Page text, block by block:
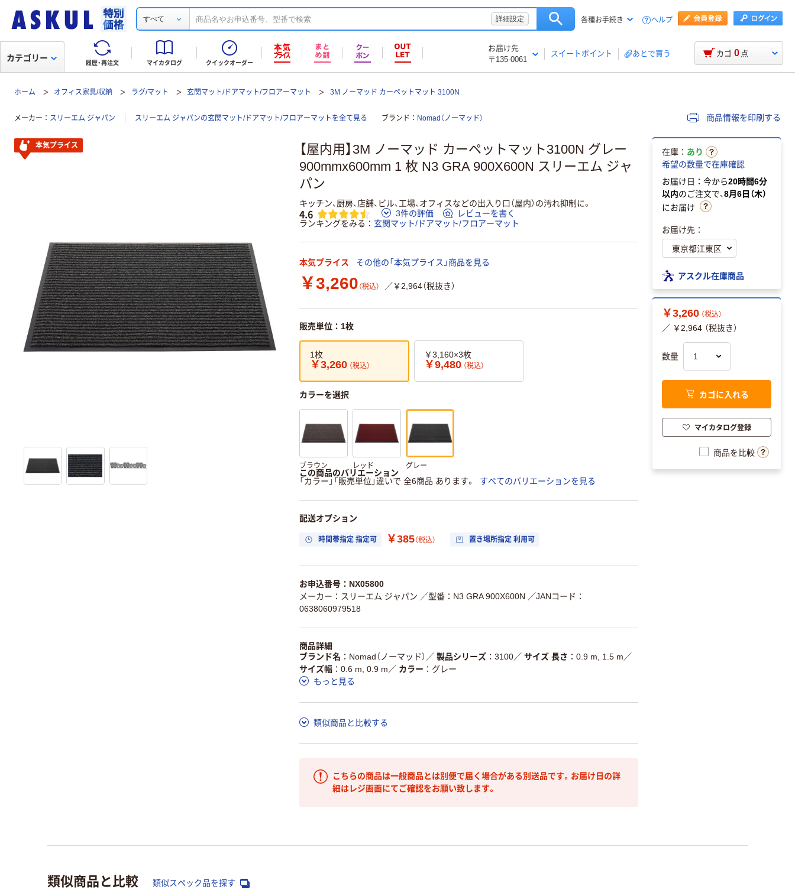
すべて 詳細設定 各種お手続き ヘルプ
履歴・再注文 マイカタログ クイックオーダー
お届け先
〒135-0061
スイートポイント あとで買う
カテゴリー カゴ 0 点
ホーム オフィス家具/収納 ラグ/マット 玄関マット/ドアマット/フロアーマット 3M ノーマッド カーペットマット 3100N
メーカー スリーエム ジャパン スリーエム ジャパンの玄関マット/ドアマット/フロアーマットを全て見る ブランド Nomad（ノーマッド） 商品情報を印刷する
【屋内用】3M ノーマッド カーペットマット3100N グレー
900mmx600mm 1 枚 N3 GRA 900X600N スリーエム ジャ
パン
キッチン、厨房、店舗、ビル、工場、オフィスなどの出入り口（屋内）の汚れ抑制に。
4.6 3件の評価
レビューを書く
ランキングをみる
玄関マット/ドアマット/フロアーマット
本気プライス その他の「本気プライス」商品を見る
￥3,260 （税込） ／￥2,964（税抜き）
販売単位：1枚
1枚
￥3,260 （税込）
￥3,160×3枚
￥9,480 （税込）
カラーを選択
ブラウン レッド グレー
この商品のバリエーション
「カラー」「販売単位」違いで 全6商品 あります。
すべてのバリエーションを見る
配送オプション
時間帯指定 指定可 ￥385（税込） 置き場所指定 利用可
お申込番号：NX05800
メーカー：スリーエム ジャパン ／型番：N3 GRA 900X600N ／JANコード：
0638060979518
商品詳細
ブランド名
Nomad（ノーマッド） ／ 製品シリーズ 3100／ サイズ 長さ 0.9 m, 1.5 m ／
サイズ幅
0.6 m, 0.9 m ／ カラー
グレー
もっと見る
類似商品と比較する
こちらの商品は一般商品とは別便で届く場合がある別送品です。お届け日の詳
細はレジ画面にてご確認をお願い致します。
本気プライス
在庫： あり
希望の数量で在庫確認
お届け日：今から20時間6分
以内のご注文で、8月6日（木）
にお届け
お届け先：
アスクル在庫商品
￥3,260 （税込）
／ ￥2,964 （税抜き）
数量
カゴに入れる
マイカタログ登録
商品を比較
類似商品と比較 類似スペック品を探す